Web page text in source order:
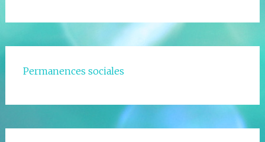
Permanences sociales